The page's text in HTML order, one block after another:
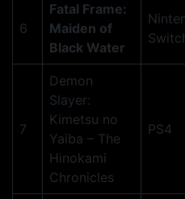
6
Fatal Frame:
Maiden of
Black Water
7
Demon
Slayer:
Kimetsu no
Yaiba – The
Hinokami
Chronicles
PS4